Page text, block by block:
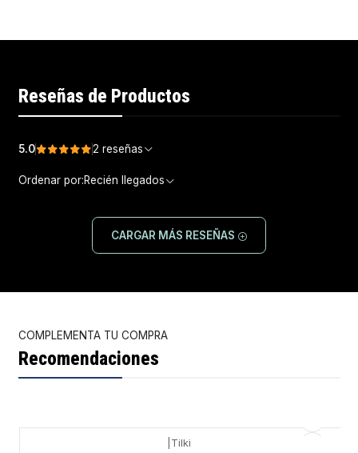
Reseñas de Productos
5.0 2 reseñas
Ordenar por:Recién llegados
CARGAR MÁS RESEÑAS
COMPLEMENTA TU COMPRA
Recomendaciones
Tilki